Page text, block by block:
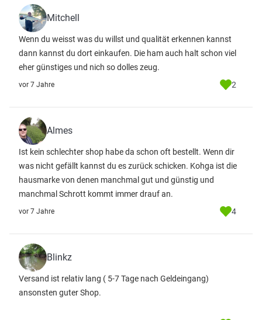
Mitchell
Wenn du weisst was du willst und qualität erkennen kannst
dann kannst du dort einkaufen. Die ham auch halt schon viel
eher günstiges und nich so dolles zeug.
vor 7 Jahre 2
Almes
Ist kein schlechter shop habe da schon oft bestellt. Wenn dir
was nicht gefällt kannst du es zurück schicken. Kohga ist die
hausmarke von denen manchmal gut und günstig und
manchmal Schrott kommt immer drauf an.
vor 7 Jahre 4
Blinkz
Versand ist relativ lang ( 5-7 Tage nach Geldeingang)
ansonsten guter Shop.